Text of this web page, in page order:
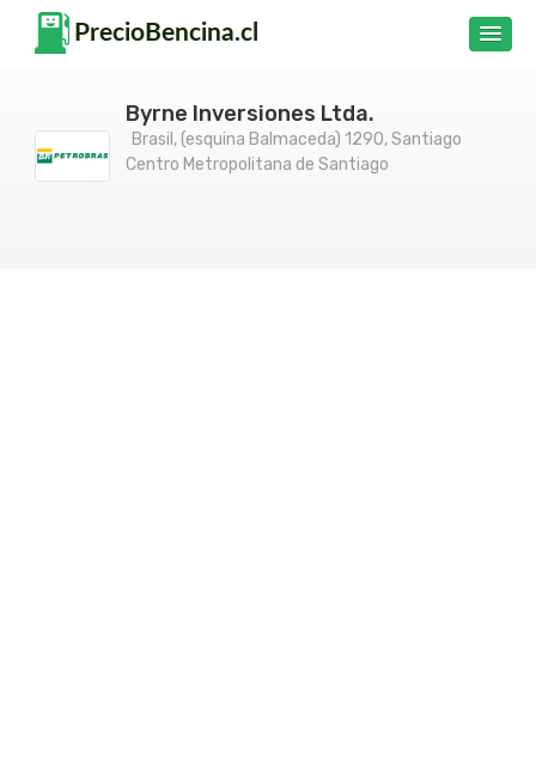
Byrne Inversiones Ltda.
Brasil, (esquina Balmaceda) 1290, Santiago
Centro Metropolitana de Santiago